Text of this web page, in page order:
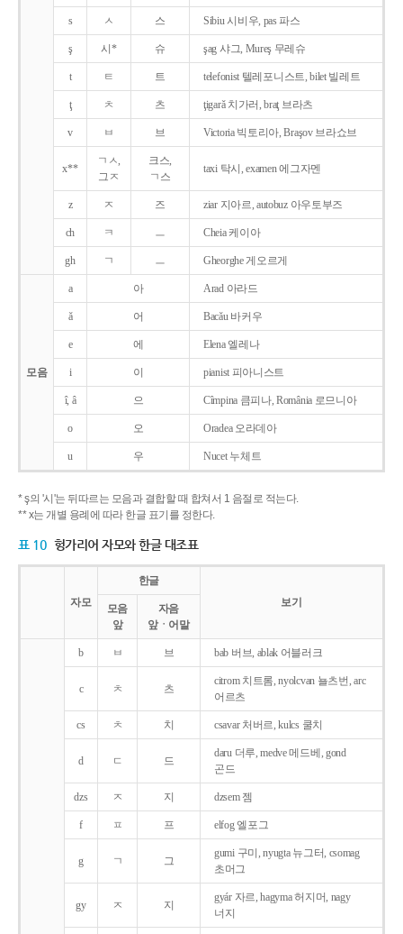
s ㅅ 스 Sibiu 시비우, pas 파스
ş 시* 슈 şag 샤그, Mureş 무레슈
t ㅌ 트 telefonist 텔레포니스트, bilet 빌레트
ţ ㅊ 츠 ţigarǎ 치가러, braţ 브라츠
v ㅂ 브 Victoria 빅토리아, Braşov 브라쇼브
x**
ㄱㅅ,
그ㅈ
크스,
ㄱ스
taxi 탁시, examen 에그자멘
z ㅈ 즈 ziar 지아르, autobuz 아우토부즈
ch ㅋ ㅡ Cheia 케이아
gh ㄱ ㅡ Gheorghe 게오르게
모음
a 아 Arad 아라드
ǎ 어 Bacǎu 바커우
e 에 Elena 엘레나
i 이 pianist 피아니스트
î, â 으 Cîmpina 큼피나, România 로므니아
o 오 Oradea 오라데아
u 우 Nucet 누체트
* ş의 '시'는 뒤따르는 모음과 결합할 때 합쳐서 1 음절로 적는다.
** x는 개별 용례에 따라 한글 표기를 정한다.
표 10 헝가리어 자모와 한글 대조표
자모
한글
보기
모음
앞
자음
앞ㆍ어말
b ㅂ 브 bab 버브, ablak 어블러크
c ㅊ 츠
citrom 치트롬, nyolcvan 뇰츠번, arc
어르츠
cs ㅊ 치 csavar 처버르, kulcs 쿨치
d ㄷ 드
daru 더루, medve 메드베, gond
곤드
dzs ㅈ 지 dzsem 젬
f ㅍ 프 elfog 엘포그
g ㄱ 그
gumi 구미, nyugta 뉴그터, csomag
초머그
gy ㅈ 지
gyár 자르, hagyma 허지머, nagy
너지